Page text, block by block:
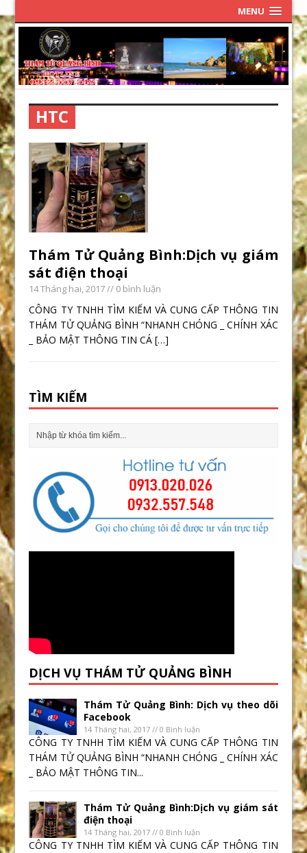
MENU
HTC
Thám Tử Quảng Bình:Dịch vụ giám
sát điện thoại
14 Tháng hai, 2017// 0 bình luận
CÔNG TY TNHH TÌM KIẾM VÀ CUNG CẤP THÔNG TIN
THÁM TỬ QUẢNG BÌNH “NHANH CHÓNG _ CHÍNH XÁC
_ BẢO MẬT THÔNG TIN CÁ[…]
TÌM KIẾM
DỊCH VỤ THÁM TỬ QUẢNG BÌNH
Thám Tử Quảng Bình: Dịch vụ theo dõi
Facebook
14 Tháng hai, 2017 // 0 Bình luận
CÔNG TY TNHH TÌM KIẾM VÀ CUNG CẤP THÔNG TIN
THÁM TỬ QUẢNG BÌNH “NHANH CHÓNG _ CHÍNH XÁC
_ BẢO MẬT THÔNG TIN...
Thám Tử Quảng Bình:Dịch vụ giám sát
điện thoại
14 Tháng hai, 2017 // 0 Bình luận
CÔNG TY TNHH TÌM KIẾM VÀ CUNG CẤP THÔNG TIN